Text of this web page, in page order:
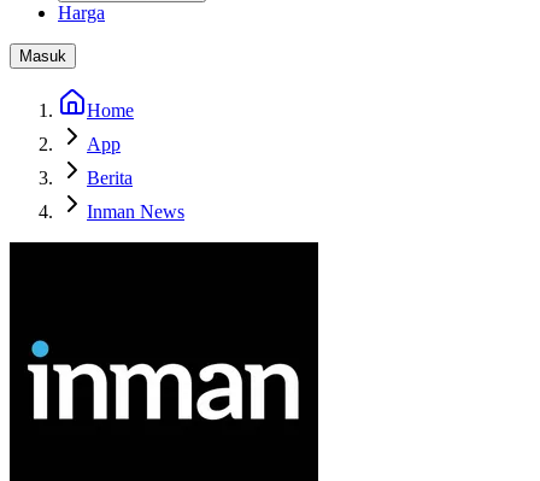
Harga
Masuk
Home
App
Berita
Inman News